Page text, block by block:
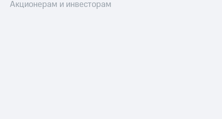
Акционерам и инвесторам